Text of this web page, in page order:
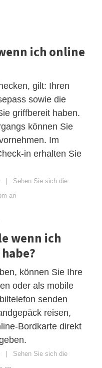
ich online
gilt: Ihren
sowie die
griffbereit haben.
können Sie
Im
in erhalten Sie
| Sehen Sie sich die
an
wenn ich
können Sie Ihre
oder als mobile
senden
reisen,
Bordkarte direkt
| Sehen Sie sich die